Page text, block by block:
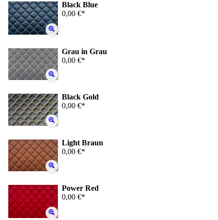
Black Blue
0,00 €*
Grau in Grau
0,00 €*
Black Gold
0,00 €*
Light Braun
0,00 €*
Power Red
0,00 €*